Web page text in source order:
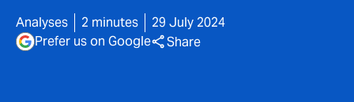
Analyses 2 minutes
29 July 2024
Prefer us on Google
Share